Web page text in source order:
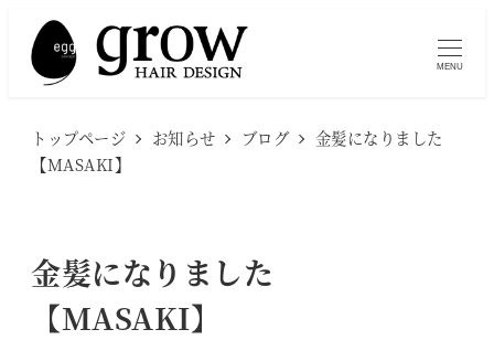
MENU
トップページ お知らせ ブログ
金髪になりました
【MASAKI】
金髪になりました
【MASAKI】